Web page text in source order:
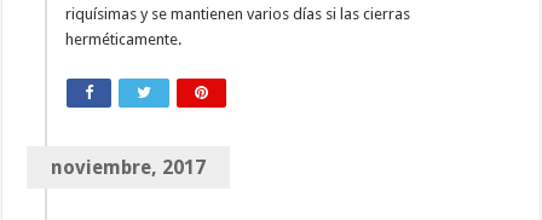
riquísimas y se mantienen varios días si las cierras
herméticamente.
noviembre, 2017